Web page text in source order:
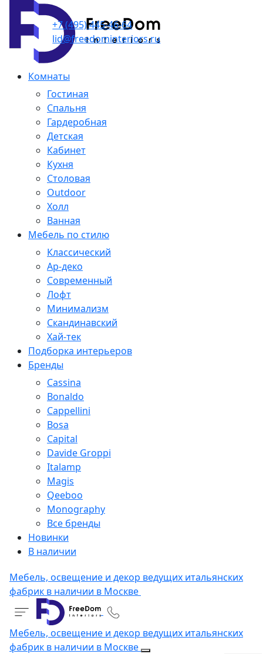
+7 (495) 445-46-64
lid@freedominteriors.ru
Комнаты
Гостиная
Спальня
Гардеробная
Детская
Кабинет
Кухня
Столовая
Outdoor
Холл
Ванная
Мебель по стилю
Классический
Ар-деко
Современный
Лофт
Минимализм
Скандинавский
Хай-тек
Подборка интерьеров
Бренды
Cassina
Bonaldo
Cappellini
Bosa
Capital
Davide Groppi
Italamp
Magis
Qeeboo
Monography
Все бренды
Новинки
В наличии
Мебель, освещение и декор ведущих итальянских
фабрик в наличии в Москве
Мебель, освещение и декор ведущих итальянских
фабрик в наличии в Москве